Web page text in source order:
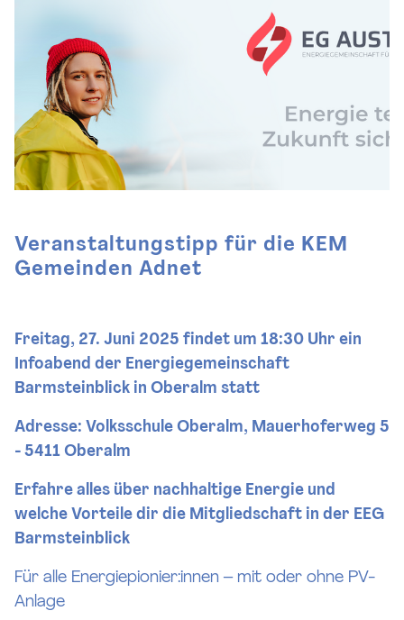
Veranstaltungstipp für die KEM
Gemeinden Adnet
Freitag, 27. Juni 2025 findet um 18:30 Uhr ein
Infoabend der Energiegemeinschaft
Barmsteinblick in Oberalm statt
Adresse: Volksschule Oberalm, Mauerhoferweg 5
- 5411 Oberalm
Erfahre alles über nachhaltige Energie und
welche Vorteile dir die Mitgliedschaft in der EEG
Barmsteinblick
Für alle Energiepionier:innen – mit oder ohne PV-
Anlage